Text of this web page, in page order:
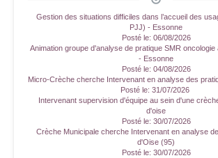
Gestion des situations difficiles dans l’accueil des
PJJ) - Essonne
Posté le: 06/08/2026
Animation groupe d'analyse de pratique SMR oncologie
- Essonne
Posté le: 04/08/2026
Micro-Crèche cherche Intervenant en analyse des
Posté le: 31/07/2026
Intervenant supervision d'équipe au sein d'une
d'oise
Posté le: 30/07/2026
Crèche Municipale cherche Intervenant en analyse
d'Oise (95)
Posté le: 30/07/2026